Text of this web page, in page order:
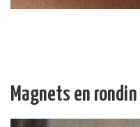
Magnets en